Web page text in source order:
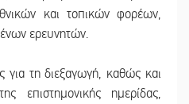
και τοπικών φορέων,
ερευνητών.
για τη διεξαγωγή, καθώς και
επιστημονικής ημερίδας,